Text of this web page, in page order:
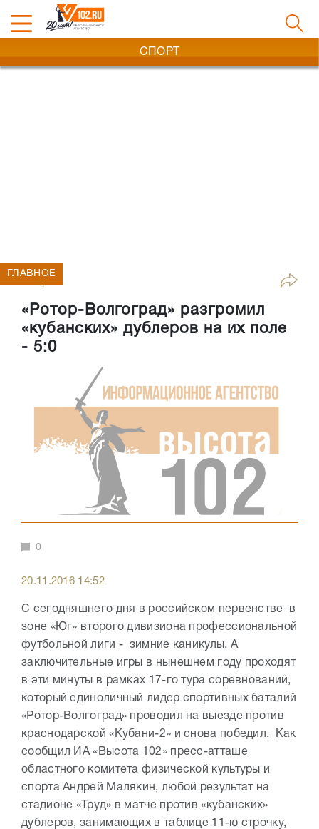
СПОРТ
«Ротор-Волгоград» разгромил
«кубанских» дублеров на их поле
- 5:0
ГЛАВНОЕ
0
20.11.2016 14:52
С сегодняшнего дня в российском первенстве в
зоне «Юг» второго дивизиона профессиональной
футбольной лиги - зимние каникулы. А
заключительные игры в нынешнем году проходят
в эти минуты в рамках 17-го тура соревнований,
который единоличный лидер спортивных баталий
«Ротор-Волгоград» проводил на выезде против
краснодарской «Кубани-2» и снова победил. Как
сообщил ИА «Высота 102» пресс-атташе
областного комитета физической культуры и
спорта Андрей Малякин, любой результат на
стадионе «Труд» в матче против «кубанских»
дублеров, занимающих в таблице 11-ю строчку,